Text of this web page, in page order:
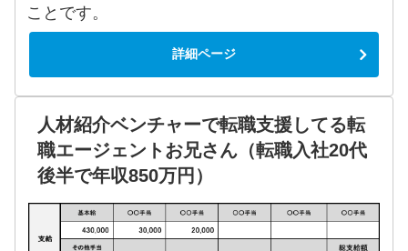
ことです。
詳細ページ
人材紹介ベンチャーで転職支援してる転
職エージェントお兄さん（転職入社20代
後半で年収850万円）